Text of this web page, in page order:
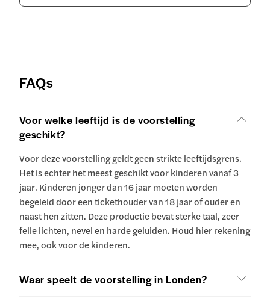
FAQs
Voor welke leeftijd is de voorstelling
geschikt?
Voor deze voorstelling geldt geen strikte leeftijdsgrens.
Het is echter het meest geschikt voor kinderen vanaf 3
jaar. Kinderen jonger dan 16 jaar moeten worden
begeleid door een tickethouder van 18 jaar of ouder en
naast hen zitten. Deze productie bevat sterke taal, zeer
felle lichten, nevel en harde geluiden. Houd hier rekening
mee, ook voor de kinderen.
Waar speelt de voorstelling in Londen?